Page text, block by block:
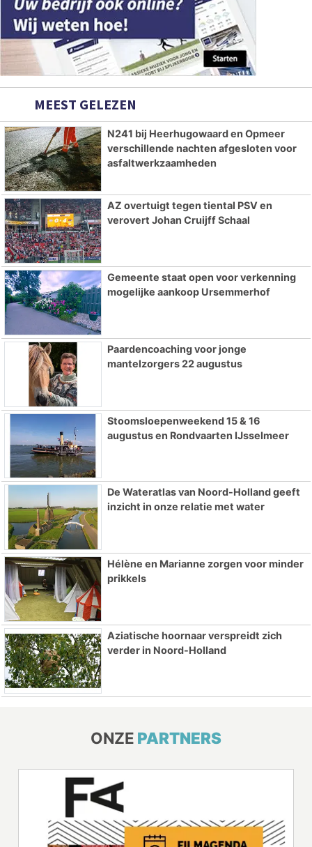
MEEST GELEZEN
N241 bij Heerhugowaard en Opmeer
verschillende nachten afgesloten voor
asfaltwerkzaamheden
AZ overtuigt tegen tiental PSV en
verovert Johan Cruijff Schaal
Gemeente staat open voor verkenning
mogelijke aankoop Ursemmerhof
Paardencoaching voor jonge
mantelzorgers 22 augustus
Stoomsloepenweekend 15 & 16
augustus en Rondvaarten IJsselmeer
De Wateratlas van Noord-Holland geeft
inzicht in onze relatie met water
Hélène en Marianne zorgen voor minder
prikkels
Aziatische hoornaar verspreidt zich
verder in Noord-Holland
ONZE PARTNERS